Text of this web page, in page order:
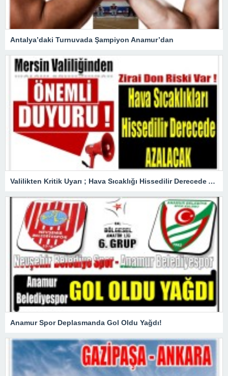
Antalya’daki Turnuvada Şampiyon Anamur’dan
Valilikten Kritik Uyarı ; Hava Sıcaklığı Hissedilir Derecede Azalacak!
Anamur Spor Deplasmanda Gol Oldu Yağdı!